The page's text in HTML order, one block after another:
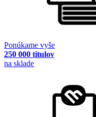
Ponúkame vyše
250 000 titulov
na sklade